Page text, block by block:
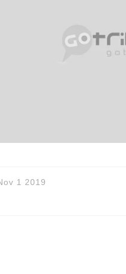
1 2019